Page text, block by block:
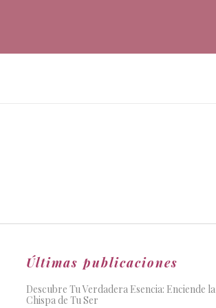
Últimas publicaciones
Descubre Tu Verdadera Esencia: Enciende la
Chispa de Tu Ser